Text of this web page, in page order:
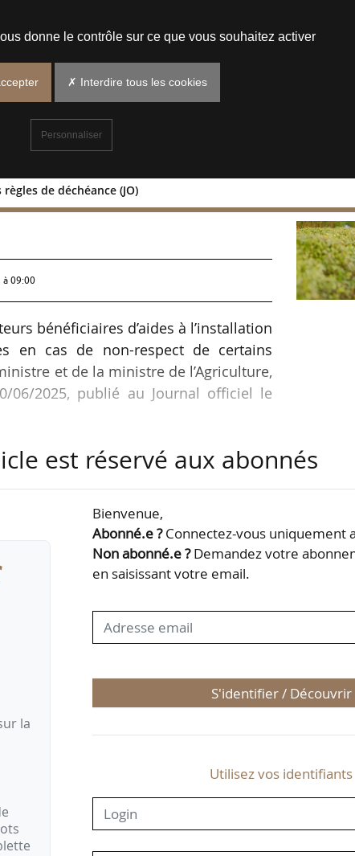
de déchéance (JO)
des règles de
09:00
bénéficiaires d’aides à l’installation
en cas de non-respect de certains
et de la ministre de l’Agriculture,
06/2025, publié au Journal officiel le
l’installation ne sont plus contraints de
est supprimée la déchéance partielle
pas les pièces justificatives
est réservé aux abonnés
la
Bienvenue,
Abonné.e ?Connectez-vous uniquement
Non abonné.e ?Demandez votre
en saisissant votre email.
S'identifier / Découvrir
Utilisez vos identifiants
donne le contrôle sur ce que vous souhaitez activer
✗ Interdire tous les cookies
Personnaliser